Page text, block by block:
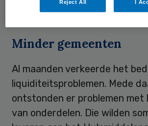
kleinere leveranciers.
Minder gemeenten
Al maanden verkeerde het
liquiditeitsproblemen. Mede
ontstonden er problemen met
van onderdelen. Die wilden
Reject All I